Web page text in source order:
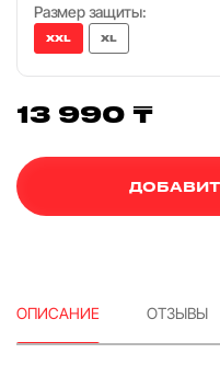
Размер защиты:
XXL XL
13 990 ₸
ОПИСАНИЕ ОТЗЫВЫ